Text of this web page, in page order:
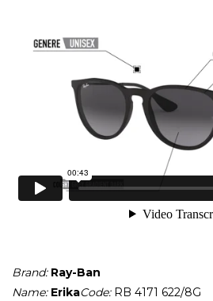
Brand:Ray-Ban
Name:ErikaCode:RB 4171 622/8G